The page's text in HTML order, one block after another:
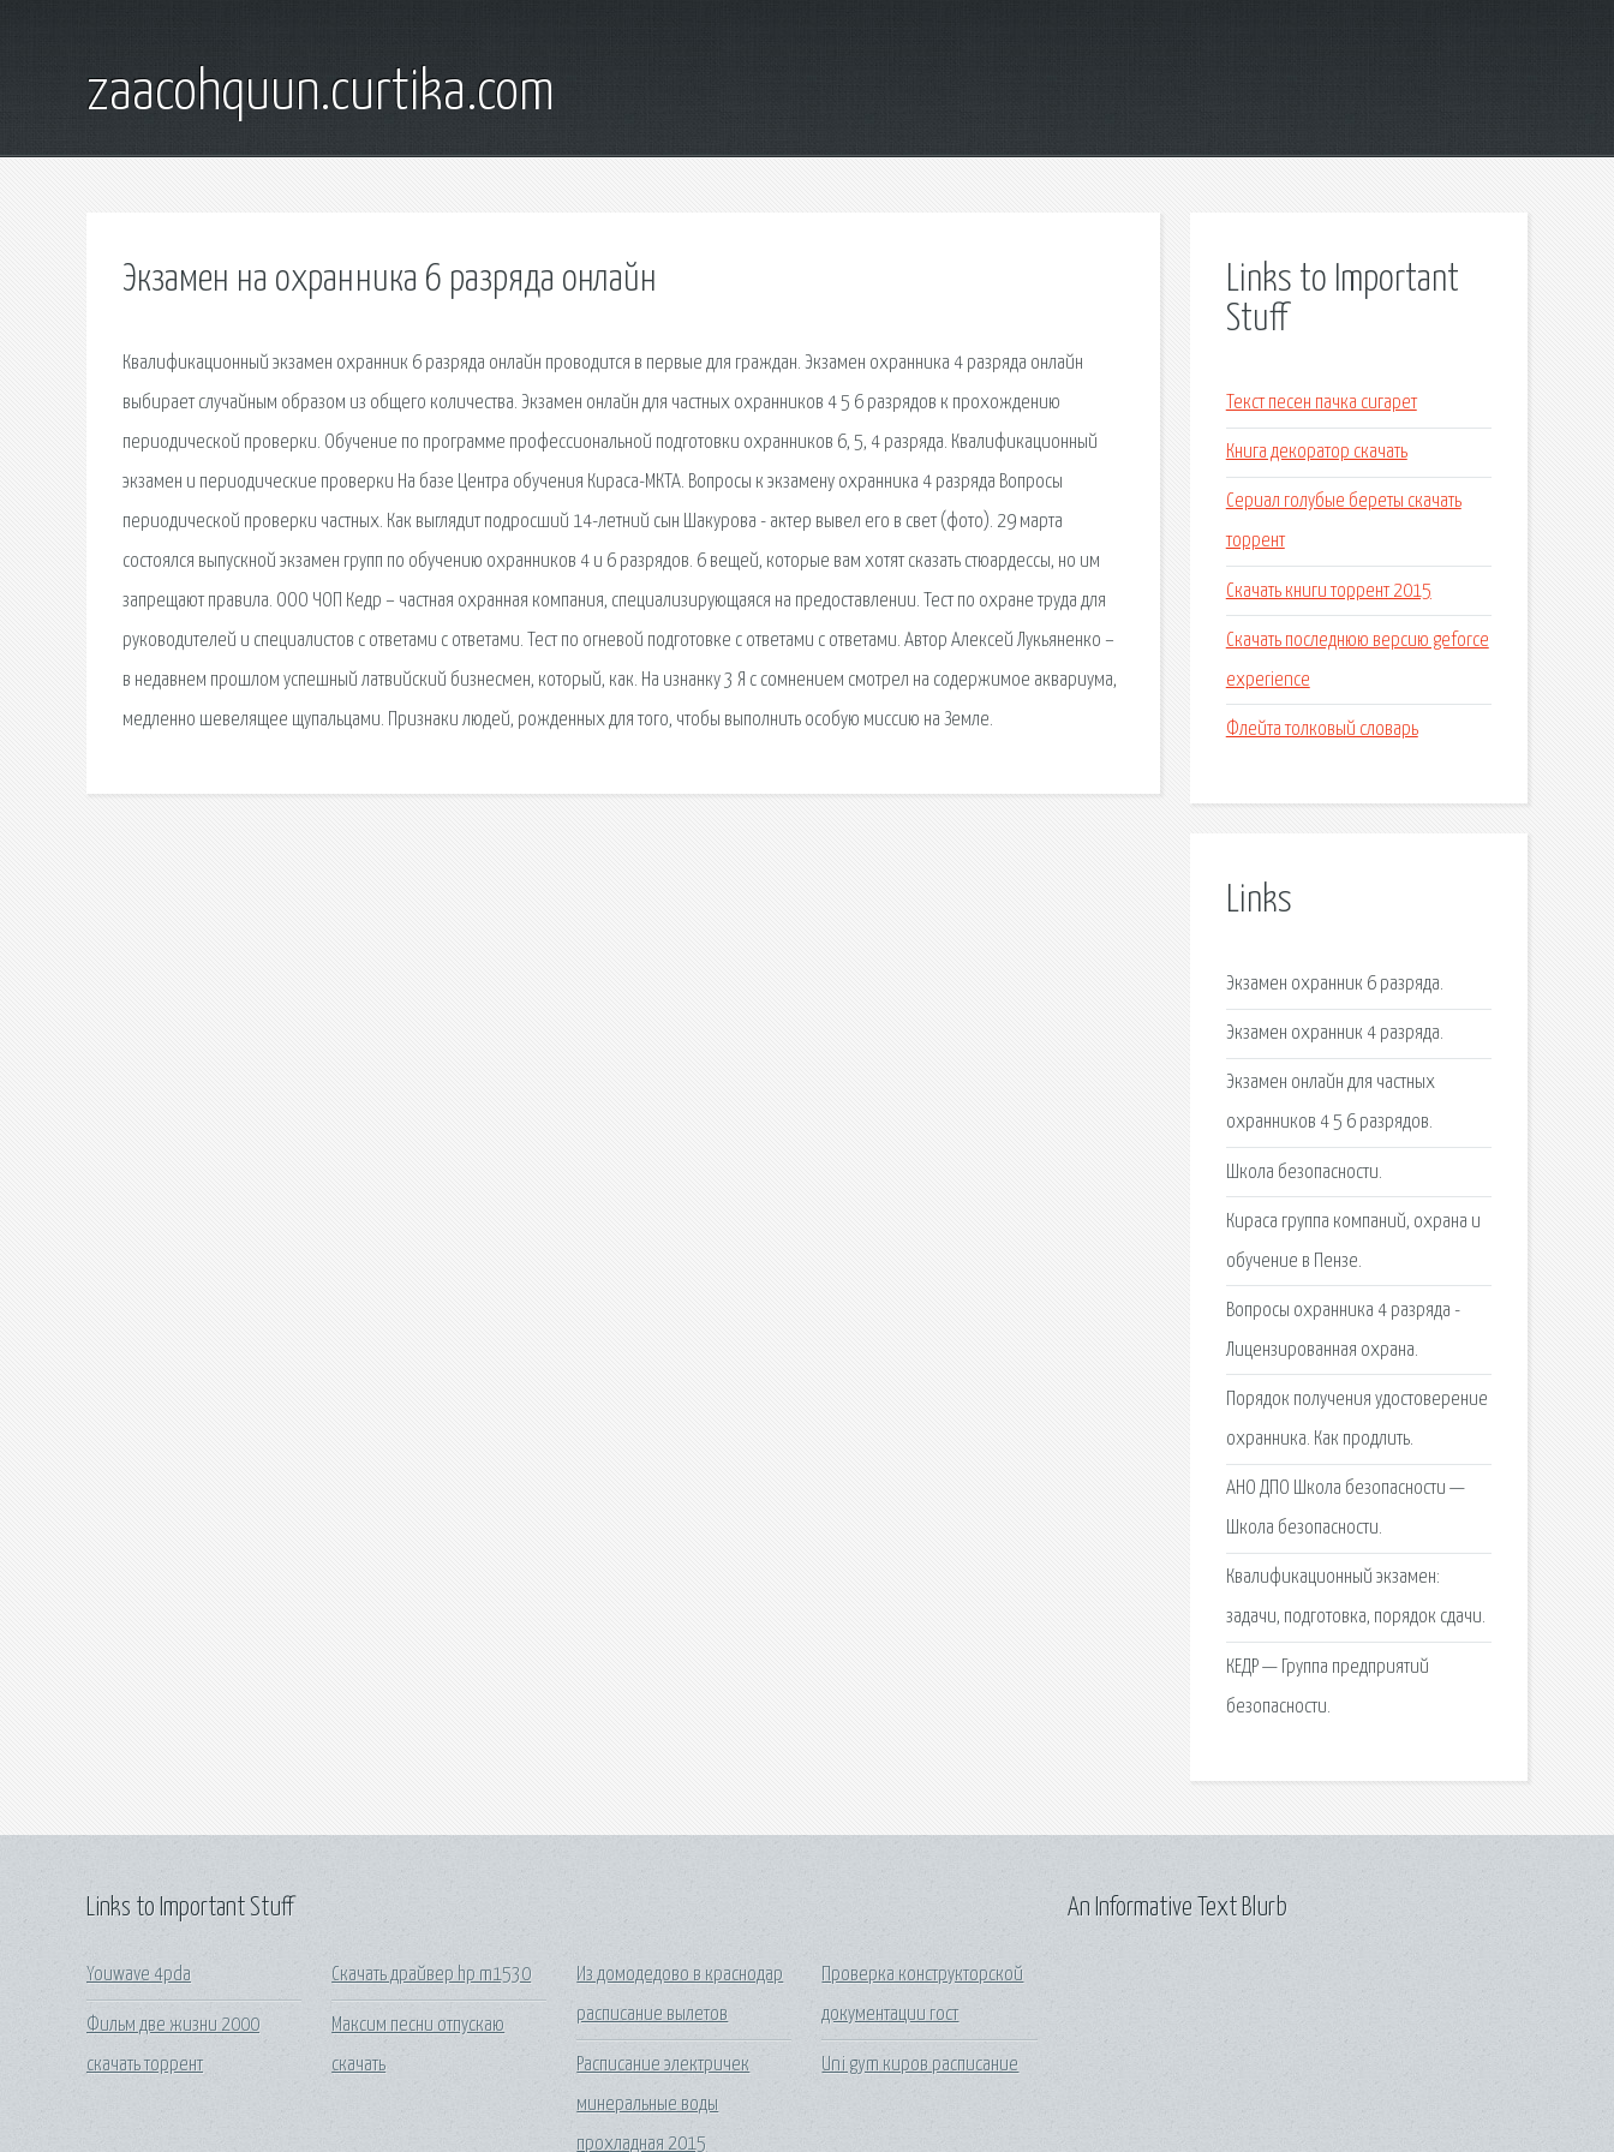
zaacohquun.curtika.com
Экзамен на охранника 6 разряда онлайн
Квалификационный экзамен охранник 6 разряда онлайн проводится в первые для граждан. Экзамен охранника 4 разряда онлайн
выбирает случайным образом из общего количества. Экзамен онлайн для частных охранников 4 5 6 разрядов к прохождению
периодической проверки. Обучение по программе профессиональной подготовки охранников 6, 5, 4 разряда. Квалификационный
экзамен и периодические проверки На базе Центра обучения Кираса-МКТА. Вопросы к экзамену охранника 4 разряда Вопросы
периодической проверки частных. Как выглядит подросший 14-летний сын Шакурова - актер вывел его в свет (фото). 29 марта
состоялся выпускной экзамен групп по обучению охранников 4 и 6 разрядов. 6 вещей, которые вам хотят сказать стюардессы, но им
запрещают правила. ООО ЧОП Кедр – частная охранная компания, специализирующаяся на предоставлении. Тест по охране труда для
руководителей и специалистов с ответами с ответами. Тест по огневой подготовке с ответами с ответами. Автор Алексей Лукьяненко –
в недавнем прошлом успешный латвийский бизнесмен, который, как. На изнанку 3 Я с сомнением смотрел на содержимое аквариума,
медленно шевелящее щупальцами. Признаки людей, рожденных для того, чтобы выполнить особую миссию на Земле.
Links to Important
Stuff
Текст песен пачка сигарет
Книга декоратор скачать
Сериал голубые береты скачать
торрент
Скачать книги торрент 2015
Скачать последнюю версию geforce
experience
Флейта толковый словарь
Links
Экзамен охранник 6 разряда.
Экзамен охранник 4 разряда.
Экзамен онлайн для частных
охранников 4 5 6 разрядов.
Школа безопасности.
Кираса группа компаний, охрана и
обучение в Пензе.
Вопросы охранника 4 разряда -
Лицензированная охрана.
Порядок получения удостоверение
охранника. Как продлить.
АНО ДПО Школа безопасности —
Школа безопасности.
Квалификационный экзамен:
задачи, подготовка, порядок сдачи.
КЕДР — Группа предприятий
безопасности.
Links to Important Stuff
Youwave 4pda
Фильм две жизни 2000
скачать торрент
Скачать драйвер hp m1530
Максим песни отпускаю
скачать
Из домодедово в краснодар
расписание вылетов
Расписание электричек
минеральные воды
прохладная 2015
Проверка конструкторской
документации гост
Uni gym киров расписание
An Informative Text Blurb